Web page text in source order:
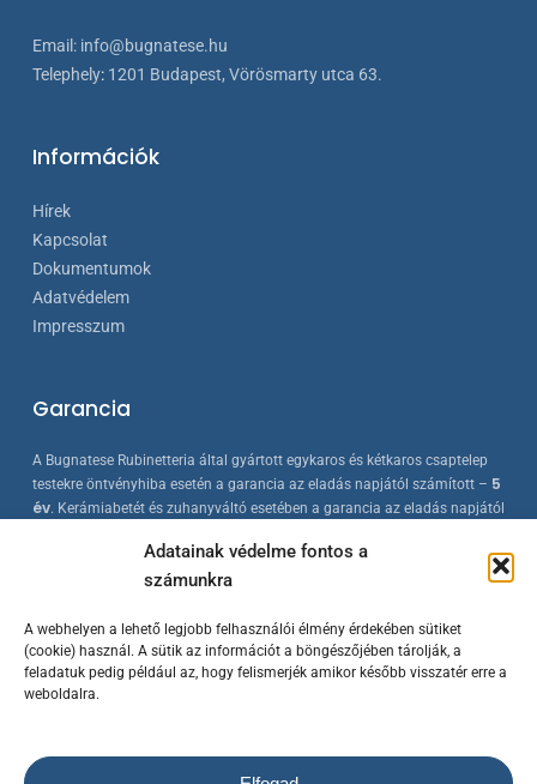
Adatainak védelme fontos a
számunkra
A webhelyen a lehető legjobb felhasználói élmény érdekében sütiket
(cookie) használ. A sütik az információt a böngészőjében tárolják, a
feladatuk pedig például az, hogy felismerjék amikor később visszatér erre a
weboldalra.
Email: info@bugnatese.hu
Telephely: 1201 Budapest, Vörösmarty utca 63.
Információk
Hírek
Kapcsolat
Dokumentumok
Adatvédelem
Impresszum
Garancia
A Bugnatese Rubinetteria által gyártott egykaros és kétkaros csaptelep
testekre öntvényhiba esetén a garancia az eladás napjától számított – 5
év. Kerámiabetét és zuhanyváltó esetében a garancia az eladás napjától
szabványokkal összhangban készülnek, folyamatos minőség-ellenőrzés